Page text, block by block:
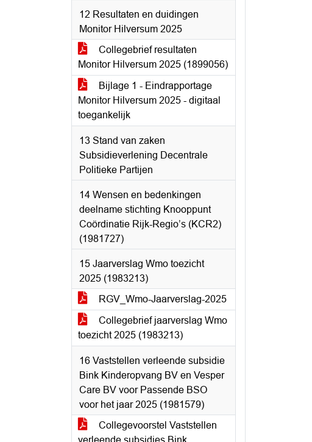
12 Resultaten en duidingen
Monitor Hilversum 2025
Collegebrief resultaten
Monitor Hilversum 2025 (1899056)
Bijlage 1 - Eindrapportage
Monitor Hilversum 2025 - digitaal
toegankelijk
13 Stand van zaken
Subsidieverlening Decentrale
Politieke Partijen
14 Wensen en bedenkingen
deelname stichting Knooppunt
Coördinatie Rijk-Regio’s (KCR2)
(1981727)
15 Jaarverslag Wmo toezicht
2025 (1983213)
RGV_Wmo-Jaarverslag-2025
Collegebrief jaarverslag Wmo
toezicht 2025 (1983213)
16 Vaststellen verleende subsidie
Bink Kinderopvang BV en Vesper
Care BV voor Passende BSO
voor het jaar 2025 (1981579)
Collegevoorstel Vaststellen
verleende subsidies Bink